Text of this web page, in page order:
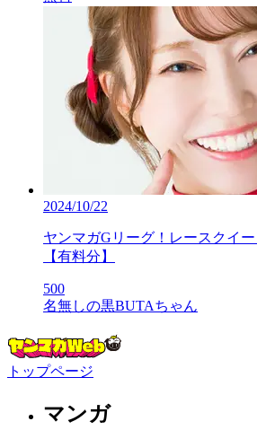
2024/10/22
ヤンマガGリーグ！レースクイ
【有料分】
500
名無しの黒BUTAちゃん
トップページ
マンガ